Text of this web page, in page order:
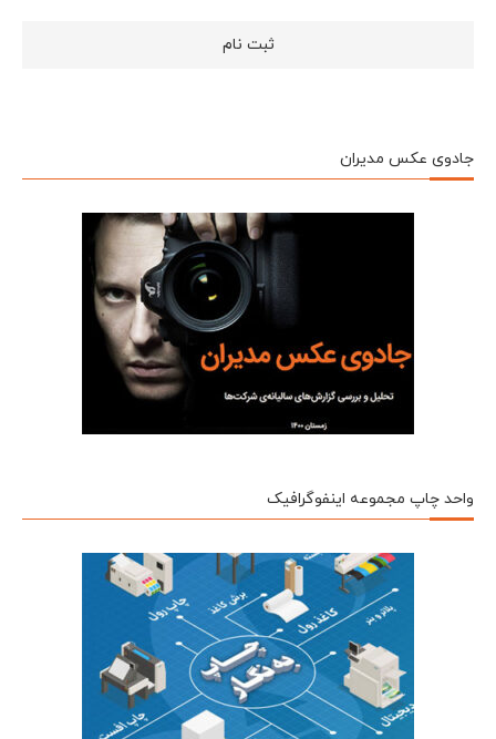
جادوی عکس مدیران
واحد چاپ مجموعه اینفوگرافیک